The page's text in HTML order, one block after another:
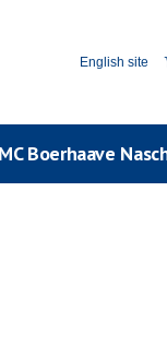
English site
Boerhaave